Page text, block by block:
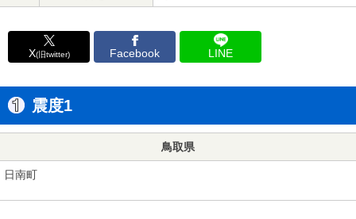
X(旧twitter) Facebook LINE
震度1
鳥取県
日南町